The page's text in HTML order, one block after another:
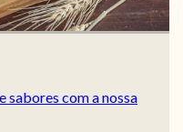
sabores com a nossa